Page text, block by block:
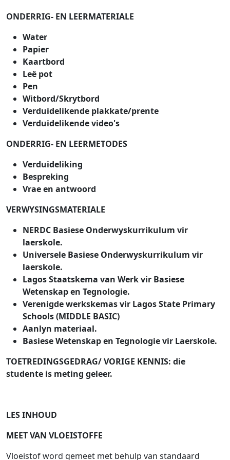
ONDERRIG- EN LEERMATERIALE
Water
Papier
Kaartbord
Leë pot
Pen
Witbord/Skrytbord
Verduidelikende plakkate/prente
Verduidelikende video's
ONDERRIG- EN LEERMETODES
Verduideliking
Bespreking
Vrae en antwoord
VERWYSINGSMATERIALE
NERDC Basiese Onderwyskurrikulum vir
laerskole.
Universele Basiese Onderwyskurrikulum vir
laerskole.
Lagos Staatskema van Werk vir Basiese
Wetenskap en Tegnologie.
Verenigde werkskemas vir Lagos State Primary
Schools (MIDDLE BASIC)
Aanlyn materiaal.
Basiese Wetenskap en Tegnologie vir Laerskole.
TOETREDINGSGEDRAG/ VORIGE KENNIS: die
studente is meting geleer.
LES INHOUD
MEET VAN VLOEISTOFFE
Vloeistof word gemeet met behulp van standaard